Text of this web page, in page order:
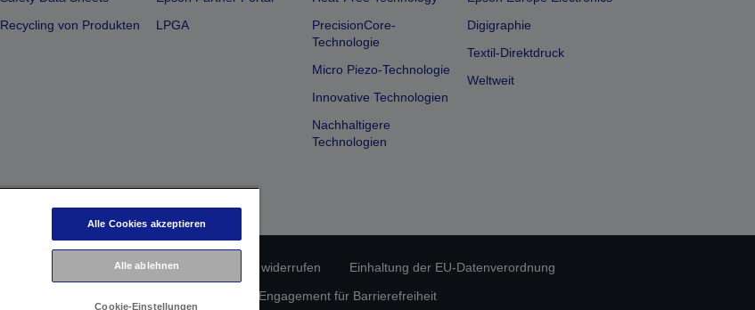
Recycling von Produkten
LPGA
PrecisionCore-
Technologie
Micro Piezo-Technologie
Innovative Technologien
Nachhaltigere
Technologien
Digigraphie
Textil-Direktdruck
Weltweit
Datenschutzrichtlinie Vertrag widerrufen
Einhaltung der EU-Datenverordnung
Epson Engagement für Barrierefreiheit
Alle Cookies akzeptieren
Alle ablehnen
Cookie-Einstellungen